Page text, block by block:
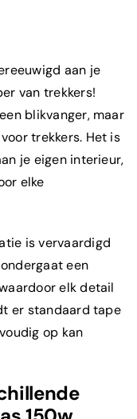
aan je
van trekkers!
blikvanger, maar
trekkers. Het is
je eigen interieur,
elke
is vervaardigd
een
elk detail
er standaard tape
op kan